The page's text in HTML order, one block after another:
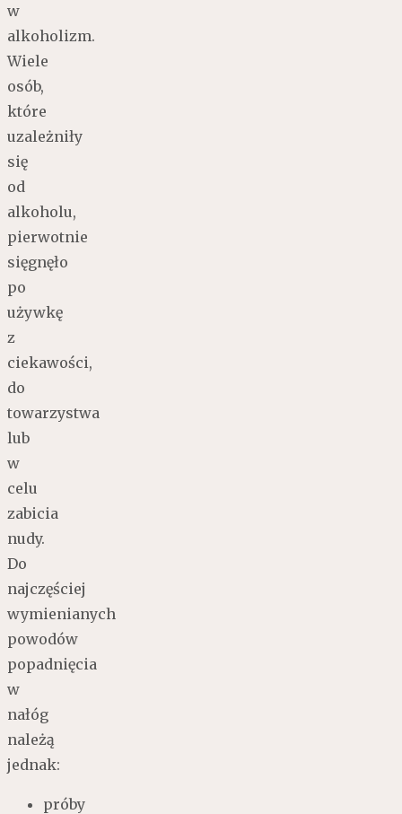
w
alkoholizm.
Wiele
osób,
które
uzależniły
się
od
alkoholu,
pierwotnie
sięgnęło
po
używkę
z
ciekawości,
do
towarzystwa
lub
w
celu
zabicia
nudy.
Do
najczęściej
wymienianych
powodów
popadnięcia
w
nałóg
należą
jednak:
próby